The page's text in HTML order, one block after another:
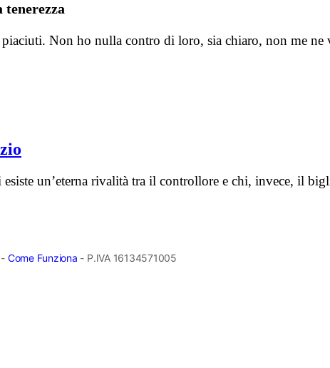
tenerezza
Non ho nulla contro di loro, sia chiaro, non me
un’eterna rivalità tra il controllore e chi, invece, il
Come Funziona - P.IVA 16134571005